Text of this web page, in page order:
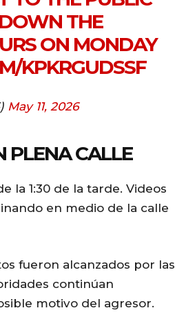
THE
ON MONDAY
KPKRGUDSSF
May 11, 2026
PLENA CALLE
la 1:30 de la tarde. Videos
en medio de la calle
fueron alcanzados por las
continúan
motivo del agresor.